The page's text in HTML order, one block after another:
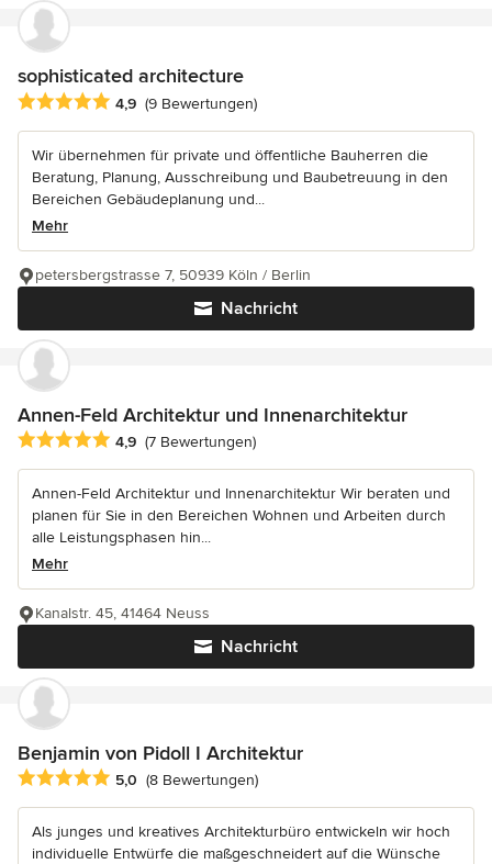
sophisticated architecture
Durchschnittliche Bewertung: 4.9 von 5 Sternen
4,9 (9 Bewertungen)
Wir übernehmen für private und öffentliche Bauherren die
Beratung, Planung, Ausschreibung und Baubetreuung in den
Bereichen Gebäudeplanung und...
Mehr
Nachricht
petersbergstrasse 7, 50939 Köln / Berlin
Annen-Feld Architektur und Innenarchitektur
Durchschnittliche Bewertung: 4.9 von 5 Sternen
4,9 (7 Bewertungen)
Annen-Feld Architektur und Innenarchitektur Wir beraten und
planen für Sie in den Bereichen Wohnen und Arbeiten durch
alle Leistungsphasen hin...
Mehr
Nachricht
Kanalstr. 45, 41464 Neuss
Benjamin von Pidoll I Architektur
Durchschnittliche Bewertung: 5 von 5 Sternen
5,0 (8 Bewertungen)
Als junges und kreatives Architekturbüro entwickeln wir hoch
individuelle Entwürfe die maßgeschneidert auf die Wünsche